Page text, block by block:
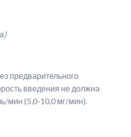
предварительного
введения не должна
мин (5,0-10,0 мг/мин).